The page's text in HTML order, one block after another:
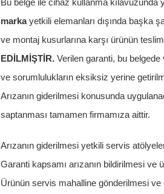
Bu belge ile cihaz kullanma kılavuzunda
markayetkili elemanları dışında başka
ve montaj kusurlarına karşı ürünün
EDİLMİŞTİR.Verilen garanti, bu
ve sorumlulukların eksiksiz yerine
Arızanın giderilmesi konusunda
saptanması tamamen firmamıza aittir.
Arızanın giderilmesi yetkili servis
Garanti kapsamı arızanın bildirilmesi
Ürünün servis mahalline gönderilmesi ve